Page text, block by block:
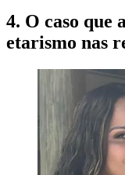
4. O caso que
etarismo nas